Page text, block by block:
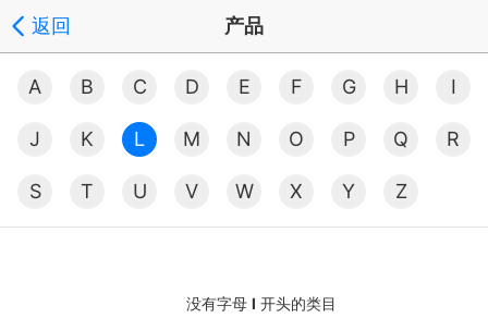
返回 产品
A B C D E F G H I
J K L M N O P Q R
S T U V W X Y Z
没有字母 l 开头的类目